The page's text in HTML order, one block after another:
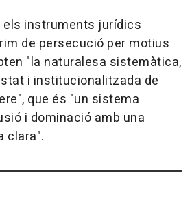
els instruments jurídics
de persecució per motius
"la naturalesa sistemàtica,
i institucionalitzada de
que és "un sistema
i dominació amb una
clara".